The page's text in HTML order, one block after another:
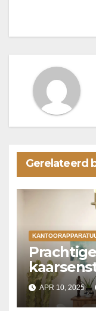
Gerelateerd
APR 10, 2025